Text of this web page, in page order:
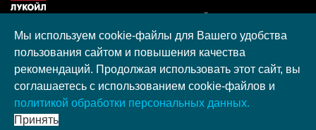
гранта, полученного в рамках XIII Конкурса социальных и
культурных проектов ПАО "ЛУКОЙЛ" на территории
Калининградской области в 2020 году
Согласие на обработку персональных данных
Разработка, поддержка и продвижение S-Media group
© 2026 МАУ «Редакция общественно-политической газеты
Мы используем cookie-файлы для Вашего удобства
пользования сайтом и повышения качества
рекомендаций. Продолжая использовать этот сайт, вы
соглашаетесь с использованием cookie-файлов и
политикой обработки персональных данных.
Принять